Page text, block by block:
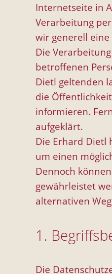
Internetseite in
Verarbeitung
wir generell
Die
betroffenen
Dietl geltenden
die
informieren.
aufgeklärt.
Die Erhard Dietl
um einen
Dennoch
gewährleistet
alternativen
1.
Die